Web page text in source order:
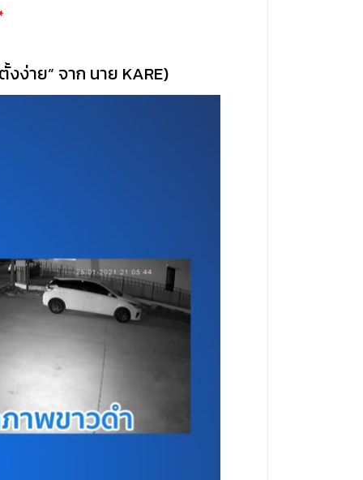
ง่าย” จาก นาย KARE)